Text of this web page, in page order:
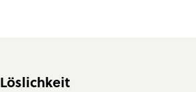
Löslichkeit